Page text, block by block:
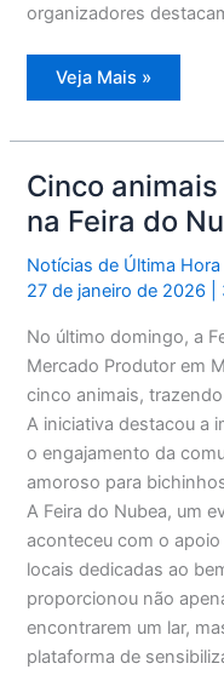
organizadores
Festival
de
SP
Mais
de
300
Pets
Novo
Lar
Veja Mais »
Cinco
na Feira do
Notícias de Última Hora
27 de janeiro de 2026
No último domingo, a
Mercado Produtor em
cinco animais,
A iniciativa destacou a
o engajamento da
amoroso para
A Feira do Nubea, um
aconteceu com o
locais dedicadas ao
proporcionou não
encontrarem um lar,
plataforma de